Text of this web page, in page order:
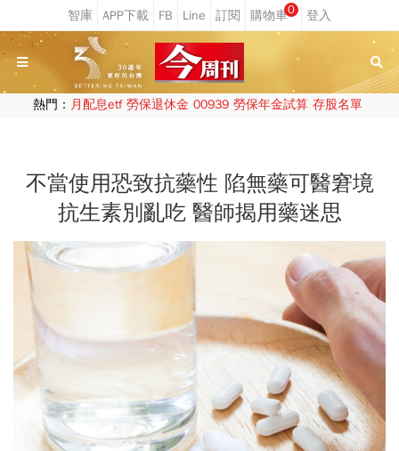
0
熱門： 月配息etf 勞保退休金 00939 勞保年金試算 存股名單
不當使用恐致抗藥性 陷無藥可醫窘境
抗生素別亂吃 醫師揭用藥迷思